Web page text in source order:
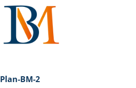
Plan-BM-2